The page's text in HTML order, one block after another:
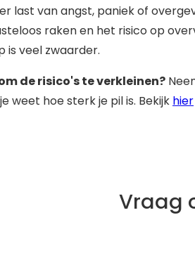
last van angst, paniek of
raken en het risico op
is veel zwaarder.
de risico's te verkleinen?
weet hoe sterk je pil is. Bekijk hier
Vraag